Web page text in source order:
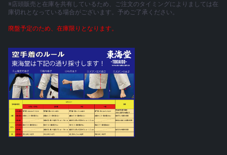
※店頭販売と在庫を共有しているため、ご注文のタイミングによりましては在
庫切れとなっている場合がございます。予めご了承ください。
廃盤予定のため、在庫限りとなります。